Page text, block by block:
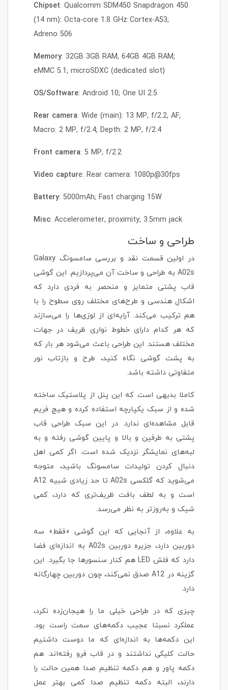
Chipset: Qualcomm SDM450 Snapdragon 450
(14 nm): Octa-core 1.8 GHz Cortex-A53;
Adreno 506
Memory: 32GB 3GB RAM, 64GB 4GB RAM;
eMMC 5.1; microSDXC (dedicated slot)
OS/Software: Android 10; One UI 2.5
Rear camera: Wide (main): 13 MP, f/2.2, AF;
Macro: 2 MP, f/2.4; Depth: 2 MP, f/2.4
Front camera: 5 MP, f/2.2
Video capture: Rear camera: 1080p@30fps
Battery: 5000mAh; Fast charging 15W
Misc: Accelerometer, proximity; 3.5mm jack
طراحی و ساخت
در اولین قسمت نقد و بررسی سامسونگ Galaxy
A02s به طراحی و ساخت آن می‌پردازیم. این گوشی
قاب پشتی متمایز و منحصر به فردی دارد که
اشکال هندسی و طرح‌های مختلف روی سطوح را با
هم ترکیب می‌کند. آرایه‌ای از لوزی‌ها را می‌سازند
که هر کدام دارای خطوط نواری ظریف در جهات
مختلف هستند. این طراحی باعث می‌شود هر بار که
به پشت گوشی نگاه کنید، طرح و بازتاب نور
متفاوتی داشته باشد.
کاملا بدیهی است که این پنل از پلاستیک ساخته
شده و از سبک یکپارچه استفاده کرده و هیچ فریم
قابل مشاهده‌ای ندارد. در این سبک طراحی قاب
پشتی به طرفین و بالا و پایین گوشی رفته و به
لبه‌های نمایشگر نزدیک شده است. اگر کمی اهل
دنبال کردن تولیدات سامسونگ باشید، متوجه
می‌شوید که گلکسی A02s تا حد زیادی شبیه A12
است و به لطف بافت ظریف‌تری که دارد، کمی
شیک و به‌روزتر به نظر می‌رسد.
به علاوه، از آنجایی که این گوشی «فقط» سه
دوربین دارد، جزیره دوربین A02s به اندازه‌ای فضا
دارد که فلش LED هم کنار سنسورها جا بگیرد. این
گزینه در A12 صدق نمی‌کند، چون دوربین چهارگانه
دارد.
چیزی که در طراحی خیلی ما را هیجان‌زده نکرد،
عملکرد نسبتا عجیب دکمه‌های سمت راست بود.
این دکمه‌ها به اندازه‌ای که ما دوست داشتیم
حالت کلیکی نداشتند و در قاب فرو رفته‌اند. هم
دکمه پاور و هم دکمه تنظیم صدا همین حالت را
دارند، البته دکمه تنظیم صدا کمی بهتر عمل